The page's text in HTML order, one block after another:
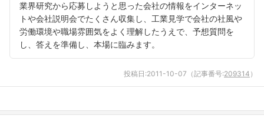
業界研究から応募しようと思った会社の情報をインターネッ
トや会社説明会でたくさん収集し、工業見学で会社の社風や
労働環境や職場雰囲気をよく理解したうえで、予想質問を
し、答えを準備し、本場に臨みます。
投稿日:2011-10-07 （記事番号:209314 ）